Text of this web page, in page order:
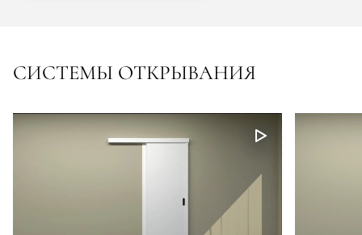
СИСТЕМЫ ОТКРЫВАНИЯ